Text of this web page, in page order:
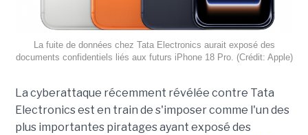
La fuite de données chez Tata Electronics aurait exposé des
documents confidentiels liés aux futurs iPhone 18 Pro. (Crédit: Apple)
La cyberattaque récemment révélée contre Tata
Electronics est en train de s'imposer comme l'un des
plus importantes piratages ayant exposé des